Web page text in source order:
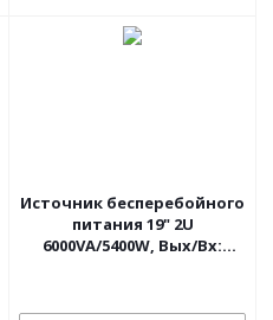
Источник бесперебойного
питания 19" 2U
6000VA/5400W, Вых/Вх:
INELT